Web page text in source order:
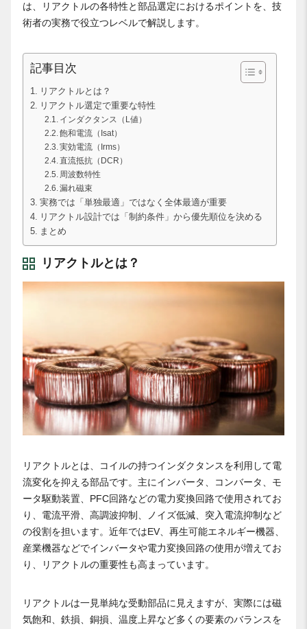
は、リアクトルの各特性と部品選定におけるポイントを、技
術者の実務で役立つレベルで解説します。
記事目次
リアクトルとは？
リアクトル選定で重要な特性
インダクタンス（L値）
飽和電流（Isat）
実効電流（Irms）
直流抵抗（DCR）
周波数特性
漏れ磁束
実務では「単独最適」ではなく全体最適が重要
リアクトル設計では「制約条件」から優先順位を決める
まとめ
リアクトルとは？
リアクトルとは、コイルの持つインダクタンスを利用して電
流変化を抑える部品です。主にインバータ、コンバータ、モ
ータ駆動装置、PFC回路などの電力変換回路で使用されてお
り、電流平滑、高調波抑制、ノイズ低減、突入電流抑制など
の役割を担います。近年ではEV、再生可能エネルギー機器、
産業機器などでインバータや電力変換回路の使用が増えてお
り、リアクトルの重要性も高まっています。
リアクトルは一見単純な受動部品に見えますが、実際には磁
気飽和、鉄損、銅損、温度上昇など多くの要素のバランスを